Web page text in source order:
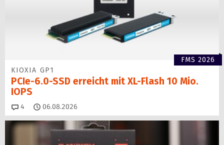
FMS 2026
KIOXIA GP1
PCIe-6.0-SSD erreicht mit XL-Flash 10 Mio.
IOPS
4 Kommentare
06.08.2026